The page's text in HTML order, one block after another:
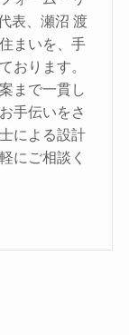
表、瀬沼 渡
まいを、手
おります。
まで一貫し
手伝いをさ
による設計
にご相談く